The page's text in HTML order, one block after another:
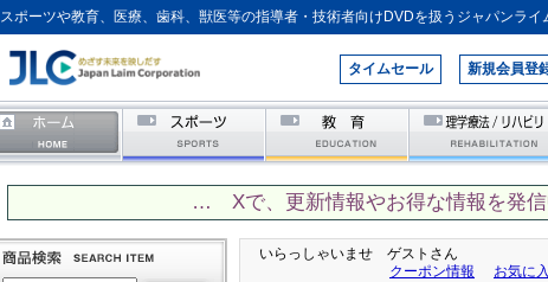
スポーツや教育、医療、歯科、獣医等の指導者・技術者向けDVDを扱うジャパンライ
タイムセール 新規会員登
… Xで、更新情報やお得な情報を発
いらっしゃいませ ゲストさん
クーポン情報
お気に